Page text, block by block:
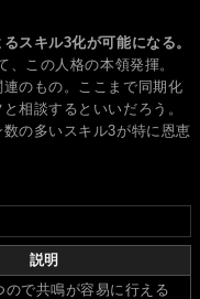
スキル3化が可能になる。
この人格の本領発揮。
のもの。ここまで同期化
相談するといいだろう。
の多いスキル3が特に恩恵
説明
ので共鳴が容易に行える